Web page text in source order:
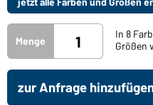
Menge
In 8
Größen
zur Anfrage